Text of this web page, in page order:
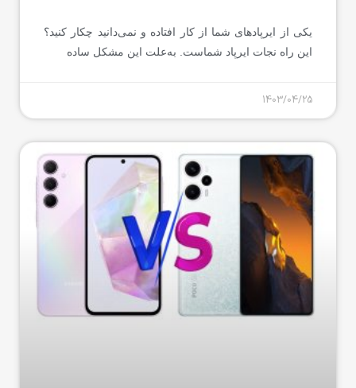
یکی از ایرپادهای شما از‌ کار افتاده و نمی‌دانید چکار کنید؟
این راه نجات ایرپاد شماست. به‌علت این مشکل ساده
1403/04/25